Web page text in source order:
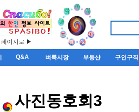
페이지로 ▶
Q&A 벼룩시장 부동산 구인구직
사진동호회3